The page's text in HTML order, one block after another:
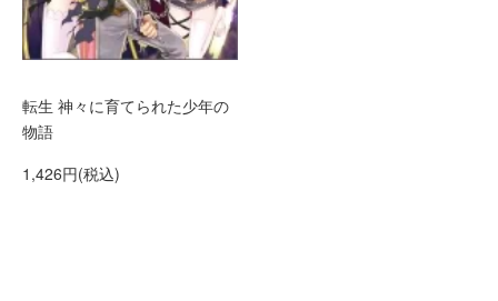
転生 神々に育てられた少年の
物語
1,426円(税込)